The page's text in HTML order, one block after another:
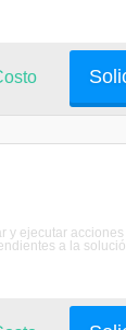
ejecutar
a la